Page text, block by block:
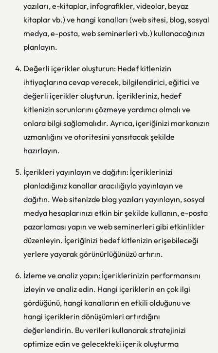
yazıları, e-kitaplar, infografikler, videolar, beyaz
kitaplar vb.) ve hangi kanalları (web sitesi, blog, sosyal
medya, e-posta, web seminerleri vb.) kullanacağınızı
planlayın.
Değerli içerikler oluşturun: Hedef kitlenizin
ihtiyaçlarına cevap verecek, bilgilendirici, eğitici ve
değerli içerikler oluşturun. İçerikleriniz, hedef
kitlenizin sorunlarını çözmeye yardımcı olmalı ve
onlara bilgi sağlamalıdır. Ayrıca, içeriğinizi markanızın
uzmanlığını ve otoritesini yansıtacak şekilde
hazırlayın.
İçerikleri yayınlayın ve dağıtın: İçeriklerinizi
planladığınız kanallar aracılığıyla yayınlayın ve
dağıtın. Web sitenizde blog yazıları yayınlayın, sosyal
medya hesaplarınızı etkin bir şekilde kullanın, e-posta
pazarlaması yapın ve web seminerleri gibi etkinlikler
düzenleyin. İçeriğinizi hedef kitlenizin erişebileceği
yerlere yayarak görünürlüğünüzü artırın.
İzleme ve analiz yapın: İçeriklerinizin performansını
izleyin ve analiz edin. Hangi içeriklerin en çok ilgi
gördüğünü, hangi kanalların en etkili olduğunu ve
hangi içeriklerin dönüşümleri artırdığını
değerlendirin. Bu verileri kullanarak stratejinizi
optimize edin ve gelecekteki içerik oluşturma